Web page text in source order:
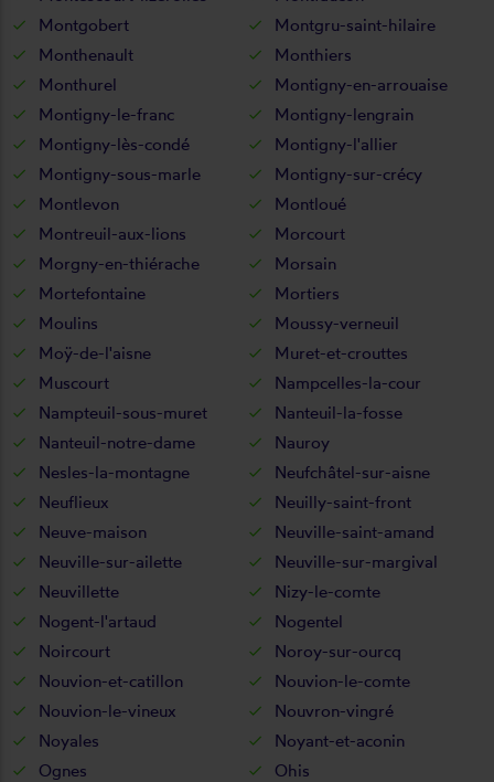
Montgobert
Montgru-saint-hilaire
Monthenault
Monthiers
Monthurel
Montigny-en-arrouaise
Montigny-le-franc
Montigny-lengrain
Montigny-lès-condé
Montigny-l'allier
Montigny-sous-marle
Montigny-sur-crécy
Montlevon
Montloué
Montreuil-aux-lions
Morcourt
Morgny-en-thiérache
Morsain
Mortefontaine
Mortiers
Moulins
Moussy-verneuil
Moÿ-de-l'aisne
Muret-et-crouttes
Muscourt
Nampcelles-la-cour
Nampteuil-sous-muret
Nanteuil-la-fosse
Nanteuil-notre-dame
Nauroy
Nesles-la-montagne
Neufchâtel-sur-aisne
Neuflieux
Neuilly-saint-front
Neuve-maison
Neuville-saint-amand
Neuville-sur-ailette
Neuville-sur-margival
Neuvillette
Nizy-le-comte
Nogent-l'artaud
Nogentel
Noircourt
Noroy-sur-ourcq
Nouvion-et-catillon
Nouvion-le-comte
Nouvion-le-vineux
Nouvron-vingré
Noyales
Noyant-et-aconin
Ognes
Ohis